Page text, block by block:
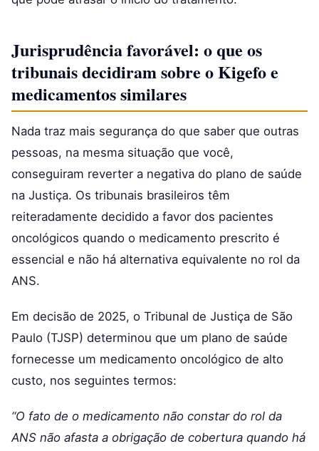
Jurisprudência favorável: o que os
tribunais decidiram sobre o Kigefo e
medicamentos similares
Nada traz mais segurança do que saber que outras
pessoas, na mesma situação que você,
conseguiram reverter a negativa do plano de saúde
na Justiça. Os tribunais brasileiros têm
reiteradamente decidido a favor dos pacientes
oncológicos quando o medicamento prescrito é
essencial e não há alternativa equivalente no rol da
ANS.
Em decisão de 2025, o Tribunal de Justiça de São
Paulo (TJSP) determinou que um plano de saúde
fornecesse um medicamento oncológico de alto
custo, nos seguintes termos:
“O fato de o medicamento não constar do rol da
ANS não afasta a obrigação de cobertura quando há